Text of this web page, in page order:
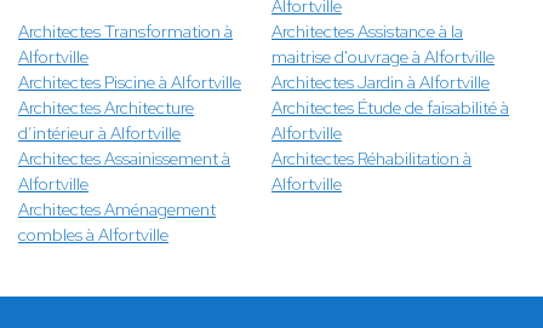
Alfortville
Architectes Transformation à
Alfortville
Architectes Assistance à la
maitrise d'ouvrage à Alfortville
Architectes Piscine à Alfortville
Architectes Jardin à Alfortville
Architectes Architecture
d’intérieur à Alfortville
Architectes Étude de faisabilité à
Alfortville
Architectes Assainissement à
Alfortville
Architectes Réhabilitation à
Alfortville
Architectes Aménagement
combles à Alfortville